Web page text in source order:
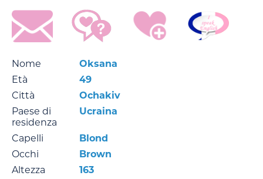
Nome
Oksana
Età
49
Città
Ochakiv
Paese di
residenza
Ucraina
Capelli
Blond
Occhi
Brown
Altezza
163